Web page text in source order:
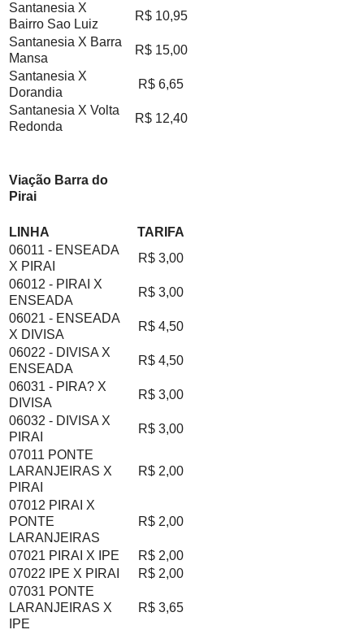
Santanesia X
Bairro Sao Luiz
R$ 10,95
Santanesia X Barra
Mansa
R$ 15,00
Santanesia X
Dorandia
R$ 6,65
Santanesia X Volta
Redonda
R$ 12,40
Viação Barra do
Pirai
LINHA
TARIFA
06011 - ENSEADA
X PIRAI
R$ 3,00
06012 - PIRAI X
ENSEADA
R$ 3,00
06021 - ENSEADA
X DIVISA
R$ 4,50
06022 - DIVISA X
ENSEADA
R$ 4,50
06031 - PIRA? X
DIVISA
R$ 3,00
06032 - DIVISA X
PIRAI
R$ 3,00
07011 PONTE
LARANJEIRAS X
PIRAI
R$ 2,00
07012 PIRAI X
PONTE
LARANJEIRAS
R$ 2,00
07021 PIRAI X IPE
R$ 2,00
07022 IPE X PIRAI
R$ 2,00
07031 PONTE
LARANJEIRAS X
IPE
R$ 3,65